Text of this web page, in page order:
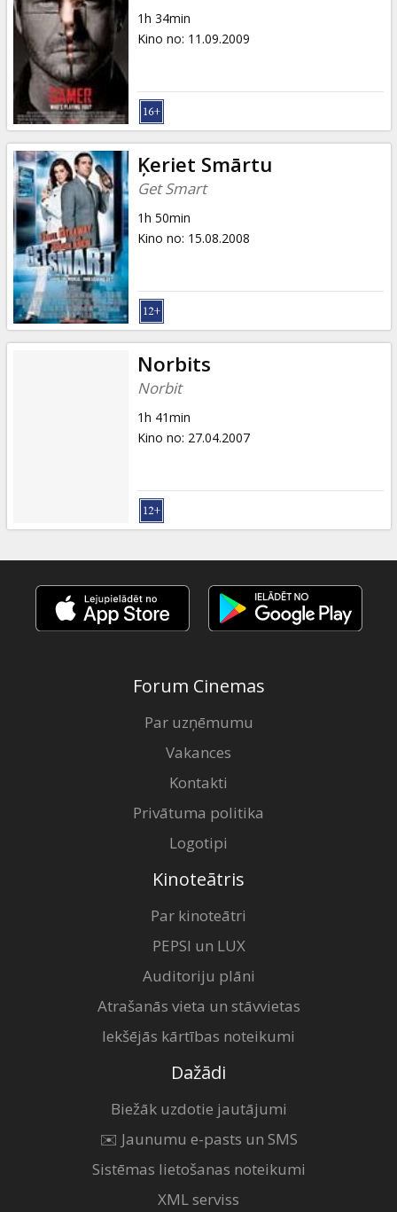
1h 34min
Kino no: 11.09.2009
Ķeriet Smārtu
Get Smart
1h 50min
Kino no: 15.08.2008
Norbits
Norbit
1h 41min
Kino no: 27.04.2007
Forum Cinemas
Par uzņēmumu
Vakances
Kontakti
Privātuma politika
Logotipi
Kinoteātris
Par kinoteātri
PEPSI un LUX
Auditoriju plāni
Atrašanās vieta un stāvvietas
Iekšējās kārtības noteikumi
Dažādi
Biežāk uzdotie jautājumi
✉️ Jaunumu e-pasts un SMS
Sistēmas lietošanas noteikumi
XML serviss